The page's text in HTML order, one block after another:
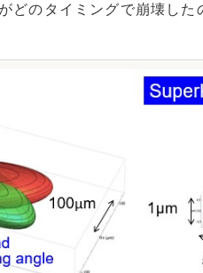
どのタイミングで崩壊し